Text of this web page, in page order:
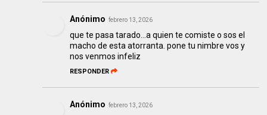
Anónimo febrero 13, 2026
que te pasa tarado...a quien te comiste o sos el
macho de esta atorranta. pone tu nimbre vos y
nos venmos infeliz
RESPONDER
Anónimo febrero 13, 2026